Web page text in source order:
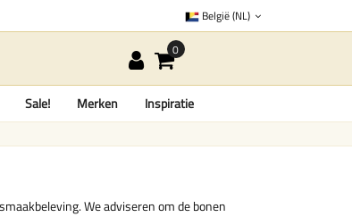
België (NL)
Sale! Merken Inspiratie
We adviseren om de bonen